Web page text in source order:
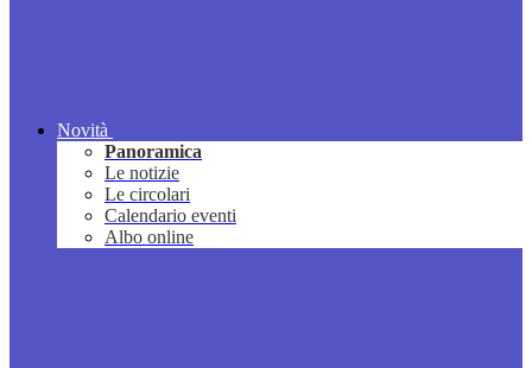
Novità
Panoramica
Le notizie
Le circolari
Calendario eventi
Albo online